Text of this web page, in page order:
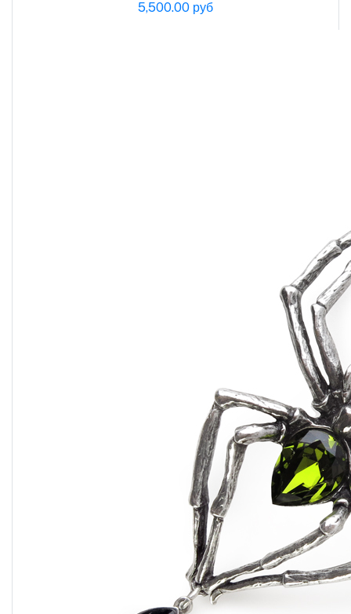
5,500.00 руб